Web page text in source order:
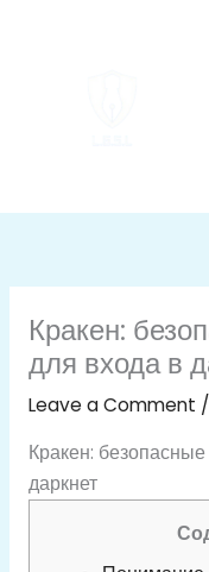
Кракен:
для входа в
Leave a Comment /
Кракен:
даркнет